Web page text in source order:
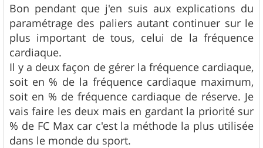
s
s
a
g
e
Bon pendant que j'en suis aux explications du
paramétrage des paliers autant continuer sur le
plus important de tous, celui de la fréquence
cardiaque.
Il y a deux façon de gérer la fréquence cardiaque,
soit en % de la fréquence cardiaque maximum,
soit en % de fréquence cardiaque de réserve. Je
vais faire les deux mais en gardant la priorité sur
% de FC Max car c'est la méthode la plus utilisée
dans le monde du sport.